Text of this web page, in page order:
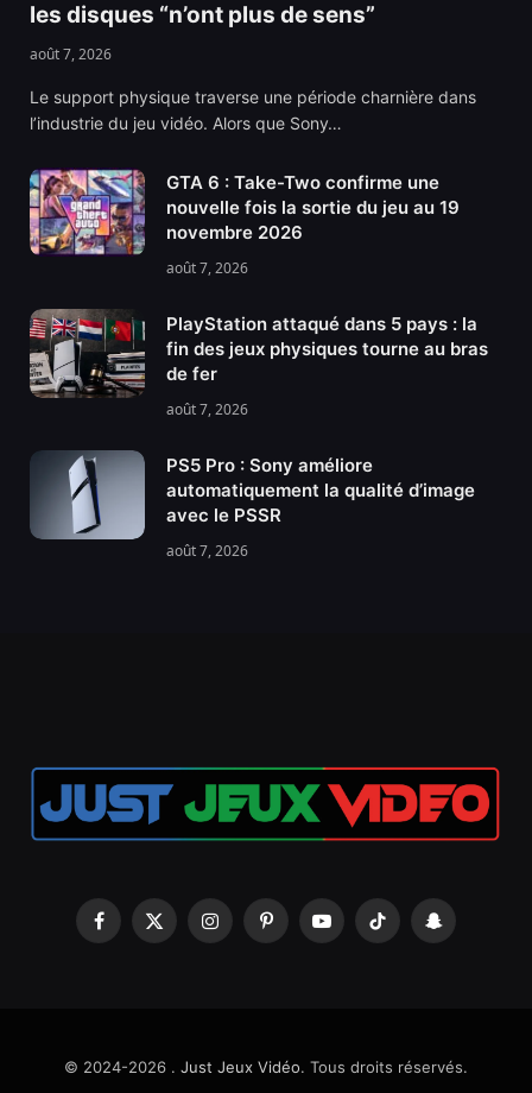
les disques “n’ont plus de sens”
août 7, 2026
Le support physique traverse une période charnière dans
l’industrie du jeu vidéo. Alors que Sony…
GTA 6 : Take-Two confirme une
nouvelle fois la sortie du jeu au 19
novembre 2026
août 7, 2026
PlayStation attaqué dans 5 pays : la
fin des jeux physiques tourne au bras
de fer
août 7, 2026
PS5 Pro : Sony améliore
automatiquement la qualité d’image
avec le PSSR
août 7, 2026
Facebook
X
InstagramPinterestYouTubeTikTok Snapchat
© 2024-2026 . Just Jeux Vidéo. Tous droits réservés.